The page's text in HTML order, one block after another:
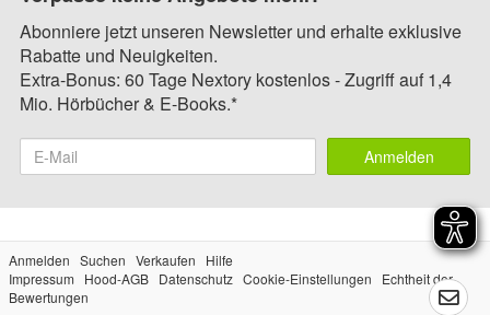
Abonniere jetzt unseren Newsletter und erhalte exklusive
Rabatte und Neuigkeiten.
Extra-Bonus: 60 Tage Nextory kostenlos - Zugriff auf 1,4
Mio. Hörbücher & E-Books.*
Anmelden
Anmelden Suchen Verkaufen
Hilfe
Impressum
Hood-AGB Datenschutz Cookie-Einstellungen
Echtheit der
Bewertungen